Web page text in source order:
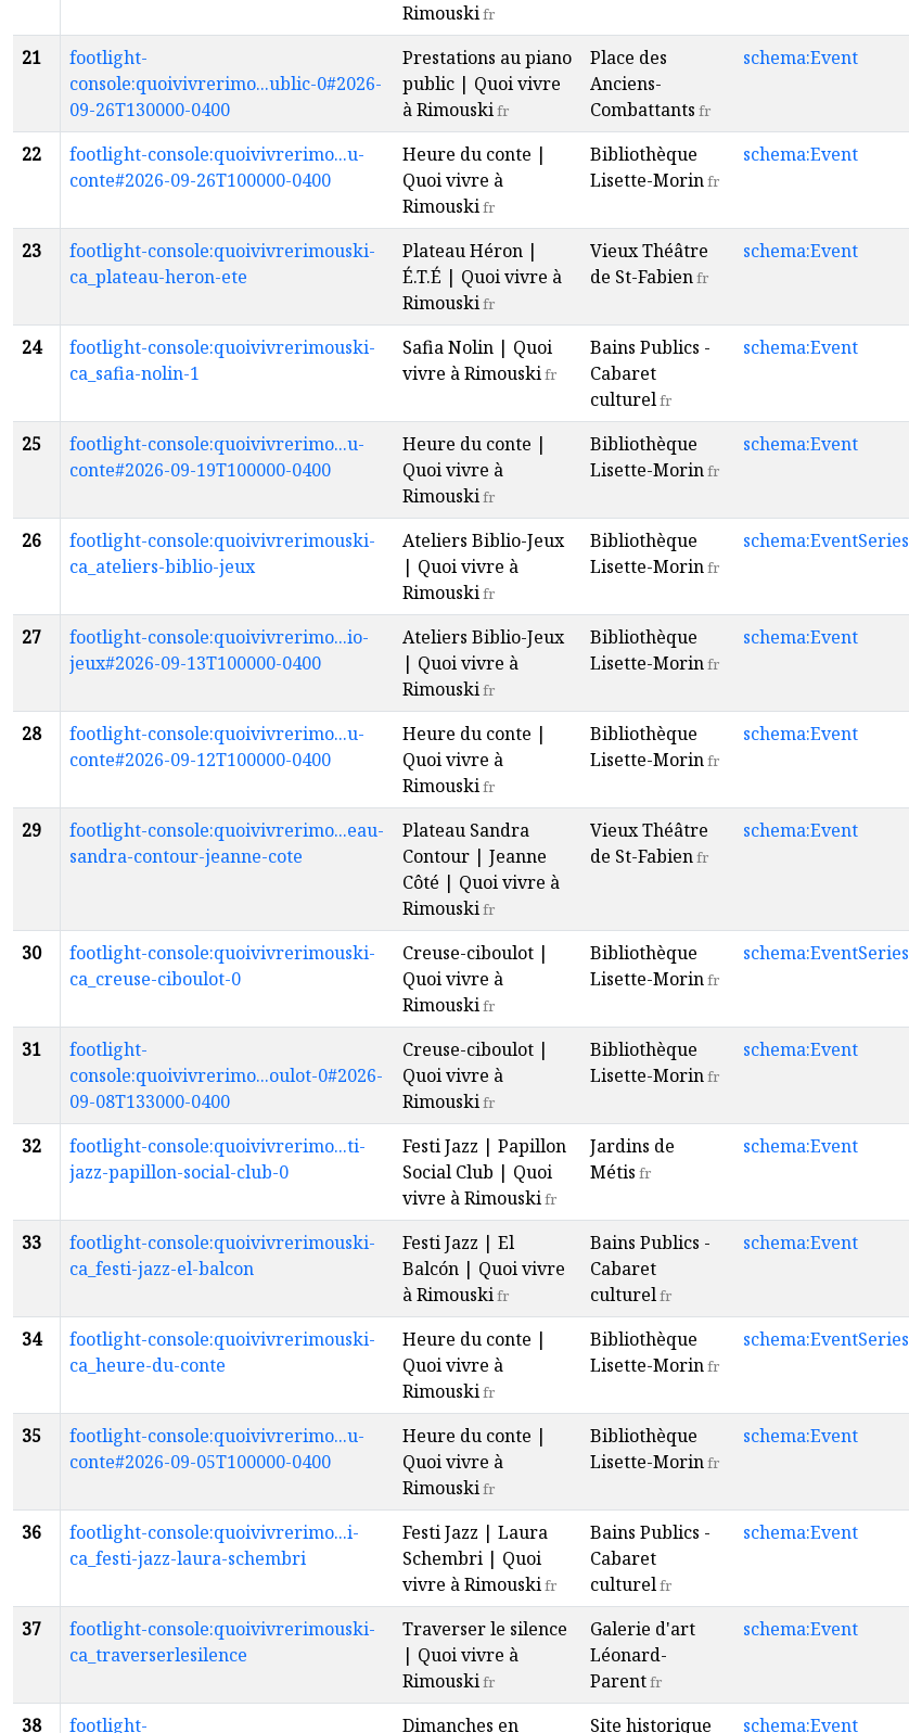
Rimouskifr
21
footlight-
console:quoivivrerimo...ublic-0#2026-
09-26T130000-0400
Prestations au piano
public | Quoi vivre
à Rimouskifr
Place des
Anciens-
Combattants fr
schema:Event
22
footlight-console:quoivivrerimo...u-
conte#2026-09-26T100000-0400
Heure du conte |
Quoi vivre à
Rimouskifr
Bibliothèque
Lisette-Morinfr
schema:Event
23
footlight-console:quoivivrerimouski-
ca_plateau-heron-ete
Plateau Héron |
É.T.É | Quoi vivre à
Rimouskifr
Vieux Théâtre
de St-Fabienfr
schema:Event
24
footlight-console:quoivivrerimouski-
ca_safia-nolin-1
Safia Nolin | Quoi
vivre à Rimouskifr
Bains Publics -
Cabaret
culturelfr
schema:Event
25
footlight-console:quoivivrerimo...u-
conte#2026-09-19T100000-0400
Heure du conte |
Quoi vivre à
Rimouskifr
Bibliothèque
Lisette-Morinfr
schema:Event
26
footlight-console:quoivivrerimouski-
ca_ateliers-biblio-jeux
Ateliers Biblio-Jeux
| Quoi vivre à
Rimouskifr
Bibliothèque
Lisette-Morinfr
schema:EventSeries
27
footlight-console:quoivivrerimo...io-
jeux#2026-09-13T100000-0400
Ateliers Biblio-Jeux
| Quoi vivre à
Rimouskifr
Bibliothèque
Lisette-Morinfr
schema:Event
28
footlight-console:quoivivrerimo...u-
conte#2026-09-12T100000-0400
Heure du conte |
Quoi vivre à
Rimouskifr
Bibliothèque
Lisette-Morinfr
schema:Event
29
footlight-console:quoivivrerimo...eau-
sandra-contour-jeanne-cote
Plateau Sandra
Contour | Jeanne
Côté | Quoi vivre à
Rimouskifr
Vieux Théâtre
de St-Fabienfr
schema:Event
30
footlight-console:quoivivrerimouski-
ca_creuse-ciboulot-0
Creuse-ciboulot |
Quoi vivre à
Rimouskifr
Bibliothèque
Lisette-Morinfr
schema:EventSeries
31
footlight-
console:quoivivrerimo...oulot-0#2026-
09-08T133000-0400
Creuse-ciboulot |
Quoi vivre à
Rimouskifr
Bibliothèque
Lisette-Morinfr
schema:Event
32
footlight-console:quoivivrerimo...ti-
jazz-papillon-social-club-0
Festi Jazz | Papillon
Social Club | Quoi
vivre à Rimouskifr
Jardins de
Métis fr
schema:Event
33
footlight-console:quoivivrerimouski-
ca_festi-jazz-el-balcon
Festi Jazz | El
Balcón | Quoi vivre
à Rimouskifr
Bains Publics -
Cabaret
culturelfr
schema:Event
34
footlight-console:quoivivrerimouski-
ca_heure-du-conte
Heure du conte |
Quoi vivre à
Rimouskifr
Bibliothèque
Lisette-Morinfr
schema:EventSeries
35
footlight-console:quoivivrerimo...u-
conte#2026-09-05T100000-0400
Heure du conte |
Quoi vivre à
Rimouskifr
Bibliothèque
Lisette-Morinfr
schema:Event
36
footlight-console:quoivivrerimo...i-
ca_festi-jazz-laura-schembri
Festi Jazz | Laura
Schembri | Quoi
vivre à Rimouskifr
Bains Publics -
Cabaret
culturelfr
schema:Event
37
footlight-console:quoivivrerimouski-
ca_traverserlesilence
Traverser le silence
| Quoi vivre à
Rimouskifr
Galerie d'art
Léonard-
Parentfr
schema:Event
38 footlight- Dimanches en Site historique schema:Event